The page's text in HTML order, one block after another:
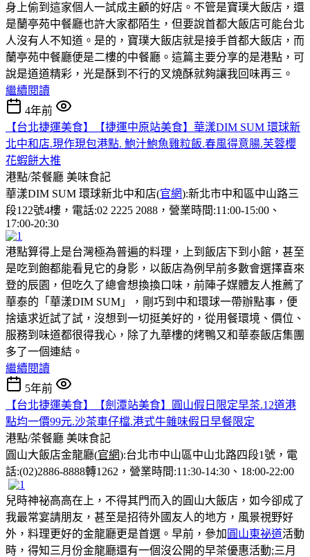
身上偷到這家個人一試成主顧的好店。不管是寶璞大飯店，還
是蘭亭苑中餐廳也許大家都陌生，但要說首都大飯店可能台北
人沒有人不知道。是的，寶璞大飯店就是接手首都大飯店，而
蘭亭苑中餐廳便是二樓的中餐廳。這篇主要分享的是港點，可
說是道道精彩，光是酥到不行的叉燒酥就夠讓我回味再三。
繼續閱讀
4年前
【台北捷運美食】【捷運中原站美食】華漾DIM SUM 環球新
北中和店.現作現包港點. 鮑汁鮑魚雞粒飯.春風得意腸.芙蓉櫻
花蝦餅大推
港點/茶餐廳 美味食記
華漾DIM SUM 環球新北中和店(官網):新北市中和區中山路三
段122號4樓，電話:02 2225 2088，營業時間:11:00-15:00、
17:00-20:30
港點算得上是台灣極為普遍的料理，上到飯店下到小館，甚至
是吃到飽都能看見它的身影，以飯店為例早前多數會選擇喜來
登的辰園，但吃久了總會想換換口味，前陣子媒體友人推薦了
華泰的「華漾DIM SUM」，剛巧到中和環球一帶辦點事，便
捨遠求近試了試，沒想到一切挺美好的，從用餐環境、價位、
服務到味道都很得我心，除了九華樓的烤鴨又和華泰飯店集團
多了一個連結。
繼續閱讀
5年前
【台北捷運美食】【劍潭站美食】圓山假日限定早茶.12道港
點均一價99元.沙茶車仔檔.港式牛雜味假日早餐限定
港點/茶餐廳 美味食記
圓山大飯店金龍廳(官網):台北市中山區中山北路四段1號，電
話:(02)2886-8888轉1262，營業時間:11:30-14:30、18:00-22:00
兒時神祕高高在上，不得其門而入的圓山大飯店，如今卻成了
我最常宴請朋友，甚至是招待外國友人的地方，風景視野好
外，料理更好的金龍廳更是首選。早前，參加 圓山東祕道活動
時，得知三月份金龍廳還有一個沒公開的早茶優惠活動;三月